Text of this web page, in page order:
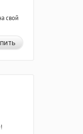
свой